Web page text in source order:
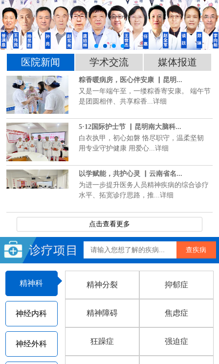
医院新闻 学术交流 媒体报道
粽香暖病房，医心伴安康 ▏昆明...
又是一年端午至，一缕粽香寄安康。 端午节
是团圆相伴、共享粽香...详细
5·12国际护士节 ▏昆明南大脑科...
白衣执甲，初心如磐 恪尽职守，温柔坚韧
用专业守护健康 用爱心...详细
以学赋能，共护心灵 ▏云南省名...
为进一步提升医务人员精神疾病的综合诊疗
水平、拓宽诊疗思路，推...详细
点击查看更多
精神科
神经内科
神经外科
精神分裂 抑郁症
精神障碍 焦虑症
狂躁症 强迫症